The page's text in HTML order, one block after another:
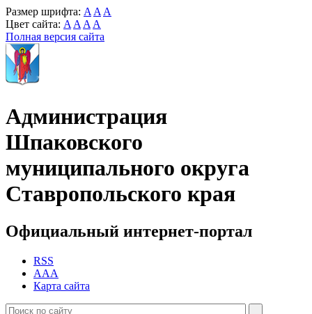
Размер шрифта: A A A
Цвет сайта: A A A A
Полная версия сайта
Администрация
Шпаковского
муниципального округа
Ставропольского края
Официальный интернет-портал
RSS
AAA
Карта сайта